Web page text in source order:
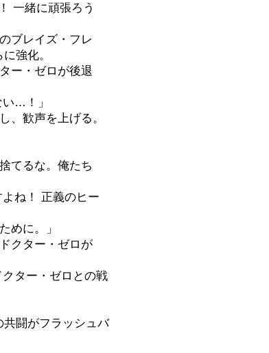
一緒に頑張ろう
ブレイズ・フレ
強化。
ー・ゼロが後退
…！」
、歓声を上げる。
てるな。俺たち
ね！ 正義のヒー
めに。」
クター・ゼロが
ター・ゼロとの戦
共闘がフラッシュバ